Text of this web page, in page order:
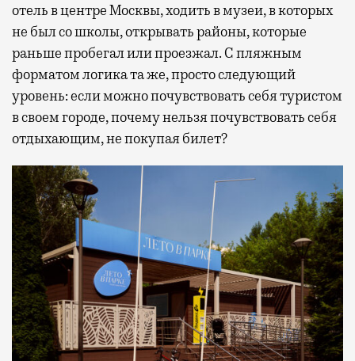
отель в центре Москвы, ходить в музеи, в которых
не был со школы, открывать районы, которые
раньше пробегал или проезжал. С пляжным
форматом логика та же, просто следующий
уровень: если можно почувствовать себя туристом
в своем городе, почему нельзя почувствовать себя
отдыхающим, не покупая билет?